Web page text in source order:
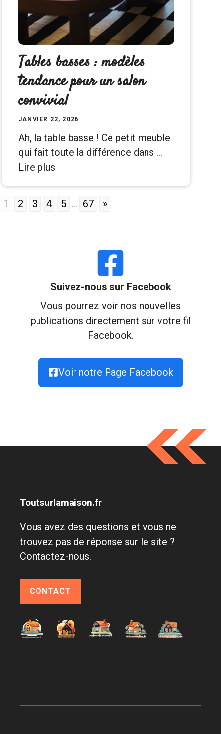
Tables basses : modèles
tendance pour un salon
convivial
JANVIER 22, 2026
Ah, la table basse ! Ce petit meuble
qui fait toute la différence dans …
Lire plus
1 2 3 4 5 ... 67 »
Suivez-nous sur Facebook
Vous pourrez voir nos nouvelles
publications directement sur votre fil
Facebook.
Voir notre Page Facebook
Toutsurlamaison.fr
Vous avez des questions et vous ne
trouvez pas de réponse sur le site ?
Contactez-nous.
CONTACT